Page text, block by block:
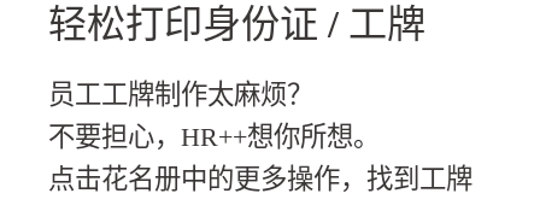
轻松打印身份证 / 工牌
员工工牌制作太麻烦？
不要担心，HR++想你所想。
点击花名册中的更多操作，找到工牌